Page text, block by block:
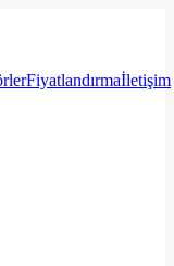
Fiyatlandırmaİletişim